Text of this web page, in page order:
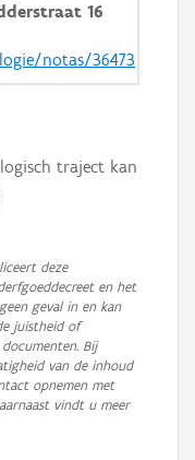
16
notas/36473
traject kan
deze
en het
geval in en kan
juistheid of
Bij
van de inhoud
opnemen met
vindt u meer